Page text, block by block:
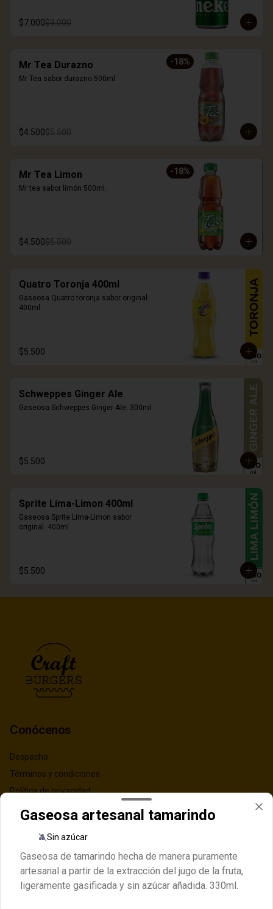
$7.000$9.000
-18%
Mr Tea Durazno
Mr Tea sabor durazno 500ml.
$4.500$5.500
-18%
Mr Tea Limon
Mr tea sabor limón 500ml.
$4.500$5.500
Quatro Toronja 400ml
Gaseosa Quatro toronja sabor original.
400ml.
$5.500
Schweppes Ginger Ale
Gaseosa Schweppes Ginger Ale. 300ml
$5.500
Sprite Lima-Limon 400ml
Gaseosa Sprite Lima-Limon sabor
original. 400ml.
$5.500
Conócenos
Despacho
Términos y condiciones
Política de privacidad
Redes sociales
Facebook
Gaseosa artesanal tamarindo
Sin azúcar
Gaseosa de tamarindo hecha de manera puramente
artesanal a partir de la extracción del jugo de la fruta,
ligeramente gasificada y sin azúcar añadida. 330ml.